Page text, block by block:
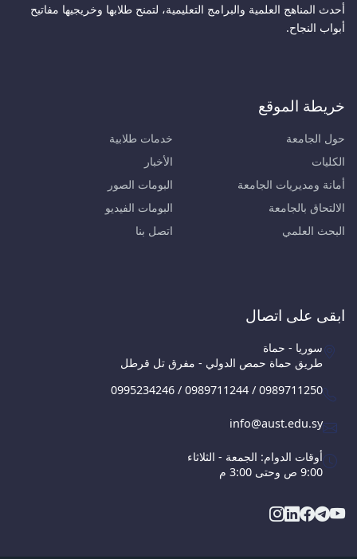
أحدث المناهج العلمية والبرامج التعليمية، لتمنح طلابها وخريجيها مفاتيح
أبواب النجاح.
خريطة الموقع
حول الجامعة
الكليات
أمانة ومديريات الجامعة
الالتحاق بالجامعة
البحث العلمي
خدمات طلابية
الأخبار
البومات الصور
البومات الفيديو
اتصل بنا
ابقى على اتصال
سوريا - حماة
طريق حماة حمص الدولي - مفرق تل قرطل
0995234246 / 0989711244 / 0989711250
info@aust.edu.sy
أوقات الدوام: الجمعة - الثلاثاء
9:00 ص وحتى 3:00 م